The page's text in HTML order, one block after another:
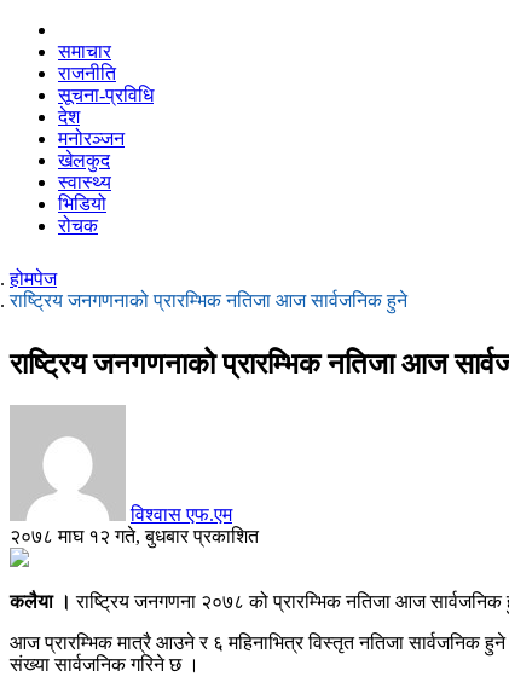
समाचार
राजनीति
सूचना-प्रविधि
देश
मनोरञ्जन
खेलकुद
स्वास्थ्य
भिडियो
रोचक
होमपेज
राष्ट्रिय जनगणनाको प्रारम्भिक नतिजा आज सार्वजनिक हुने
राष्ट्रिय जनगणनाको प्रारम्भिक नतिजा आज
विश्वास एफ.एम
२०७८ माघ १२ गते, बुधबार प्रकाशित
कलैया । राष्ट्रिय जनगणना २०७८ को प्रारम्भिक नतिजा आज
आज प्रारम्भिक मात्रै आउने र ६ महिनाभित्र विस्तृत नतिजा सार्वजनिक हुने
संख्या सार्वजनिक गरिने छ ।